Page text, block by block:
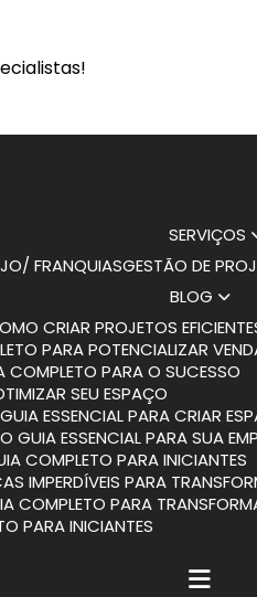
SERVIÇOS
FRANQUIAS GESTÃO DE
BLOG
CRIAR PROJETOS
PARA POTENCIALIZAR
COMPLETO PARA O SUCESSO
SEU ESPAÇO
ESSENCIAL PARA CRIAR
GUIA ESSENCIAL PARA SUA
COMPLETO PARA INICIANTES
IMPERDÍVEIS PARA
COMPLETO PARA
PARA INICIANTES